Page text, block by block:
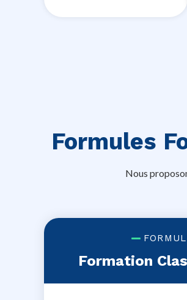
Formules
Nous
Formation